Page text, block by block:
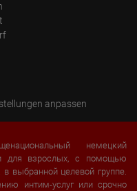
anpassen
немецкий
для взрослых, с помощью
выбранной целевой группе.
интим-услуг или срочно